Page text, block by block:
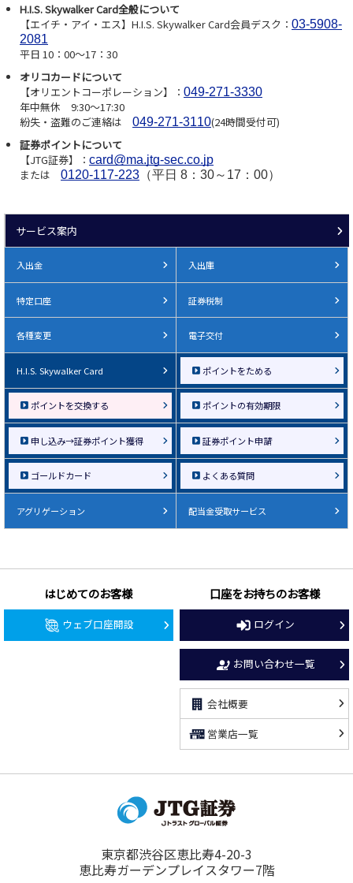
H.I.S. Skywalker Card全般について
【エイチ・アイ・エス】H.I.S. Skywalker Card会員デスク： 03-5908-
2081
平日 10：00～17：30
オリコカードについて
【オリエントコーポレーション】： 049-271-3330
年中無休 9:30～17:30
紛失・盗難のご連絡は 049-271-3110(24時間受付可)
証券ポイントについて
【JTG証券】： card@ma.jtg-sec.co.jp
または 0120-117-223 （平日 8：30～17：00）
サービス案内
入出金 入出庫
特定口座 証券税制
各種変更 電子交付
H.I.S. Skywalker Card ポイントをためる
ポイントを交換する ポイントの有効期限
申し込み→証券ポイント獲得 証券ポイント申請
ゴールドカード よくある質問
アグリゲーション 配当金受取サービス
はじめてのお客様
ウェブ口座開設
口座をお持ちのお客様
ログイン
お問い合わせ一覧
会社概要
営業店一覧
東京都渋谷区恵比寿4-20-3
恵比寿ガーデンプレイスタワー7階